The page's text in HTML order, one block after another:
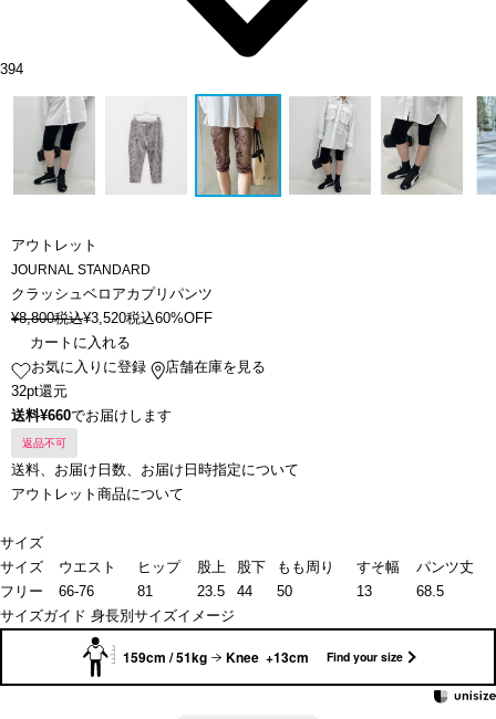
394
アウトレット
JOURNAL STANDARD
クラッシュベロアカプリパンツ
¥8,800税込¥3,520税込60%OFF
カートに入れる
お気に入りに登録
店舗在庫を見る
32pt還元
送料¥660でお届けします
返品不可
送料、お届け日数、お届け日時指定について
アウトレット商品について
サイズ
サイズ
ウエスト ヒップ 股上 股下 もも周り すそ幅
パンツ丈
フリー
66-76 81 23.5 44 50 13
68.5
サイズガイド 身長別サイズイメージ
159cm / 51kg Knee +13cm Find your size